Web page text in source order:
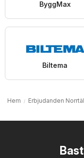
ByggMax
Biltema
Hem Erbjudanden